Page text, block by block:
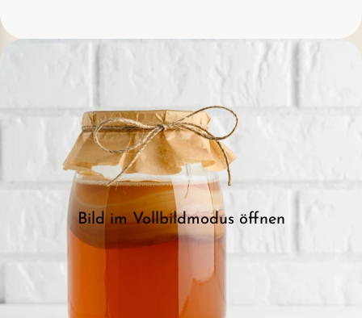
Bild im Vollbildmodus öffnen